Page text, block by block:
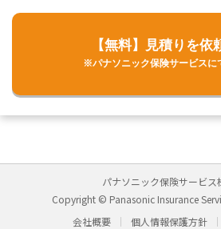
【無料】見積りを依
※パナソニック保険サービスに
パナソニック保険サービス
Copyright © Panasonic Insurance
会社概要
個人情報保護方針